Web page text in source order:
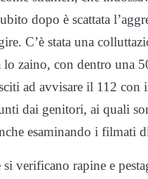
dopo è scattata
C’è stata una
zaino, con dentro una
ad avvisare il 112 con
dai genitori, ai quali
esaminando i filmati
verificano rapine e